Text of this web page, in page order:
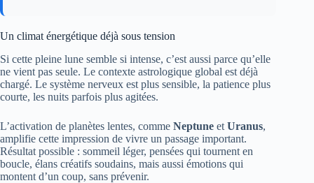
Un climat énergétique déjà sous tension
Si cette pleine lune semble si intense, c’est aussi parce qu’elle
ne vient pas seule. Le contexte astrologique global est déjà
chargé. Le système nerveux est plus sensible, la patience plus
courte, les nuits parfois plus agitées.
L’activation de planètes lentes, comme Neptune et Uranus,
amplifie cette impression de vivre un passage important.
Résultat possible : sommeil léger, pensées qui tournent en
boucle, élans créatifs soudains, mais aussi émotions qui
montent d’un coup, sans prévenir.